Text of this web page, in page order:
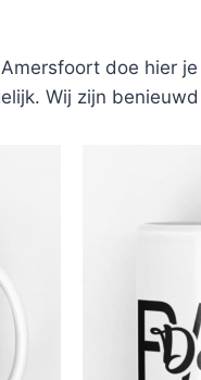
doe hier
Wij zijn